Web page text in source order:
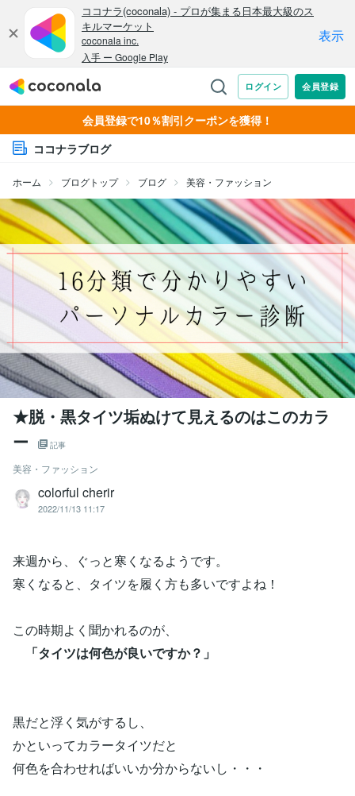
会員登録で10％割引クーポンを獲得！
ココナラブログ
ホーム ブログトップ ブログ 美容・ファッション
★脱・黒タイツ垢ぬけて見えるのはこのカラ
ー
記事
美容・ファッション
colorful cherir
2022/11/13 11:17
来週から、ぐっと寒くなるようです。
寒くなると、タイツを履く方も多いですよね！
この時期よく聞かれるのが、
「タイツは何色が良いですか？」
黒だと浮く気がするし、
かといってカラータイツだと
何色を合わせればいいか分からないし・・・